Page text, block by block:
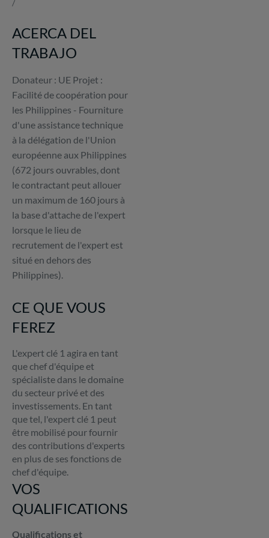
d'Ariane
/
ACERCA DEL
TRABAJO
Donateur : UE Projet :
Facilité de coopération pour
les Philippines - Fourniture
d'une assistance technique
à la délégation de l'Union
européenne aux Philippines
(672 jours ouvrables, dont
le contractant peut allouer
un maximum de 160 jours à
la base d'attache de l'expert
lorsque le lieu de
recrutement de l'expert est
situé en dehors des
Philippines).
CE QUE VOUS
FEREZ
L'expert clé 1 agira en tant
que chef d'équipe et
spécialiste dans le domaine
du secteur privé et des
investissements. En tant
que tel, l'expert clé 1 peut
être mobilisé pour fournir
des contributions d'experts
en plus de ses fonctions de
chef d'équipe.
VOS
QUALIFICATIONS
Qualifications et